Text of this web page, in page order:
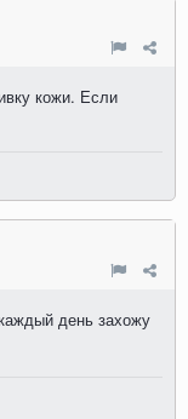
кожи. Если
день захожу